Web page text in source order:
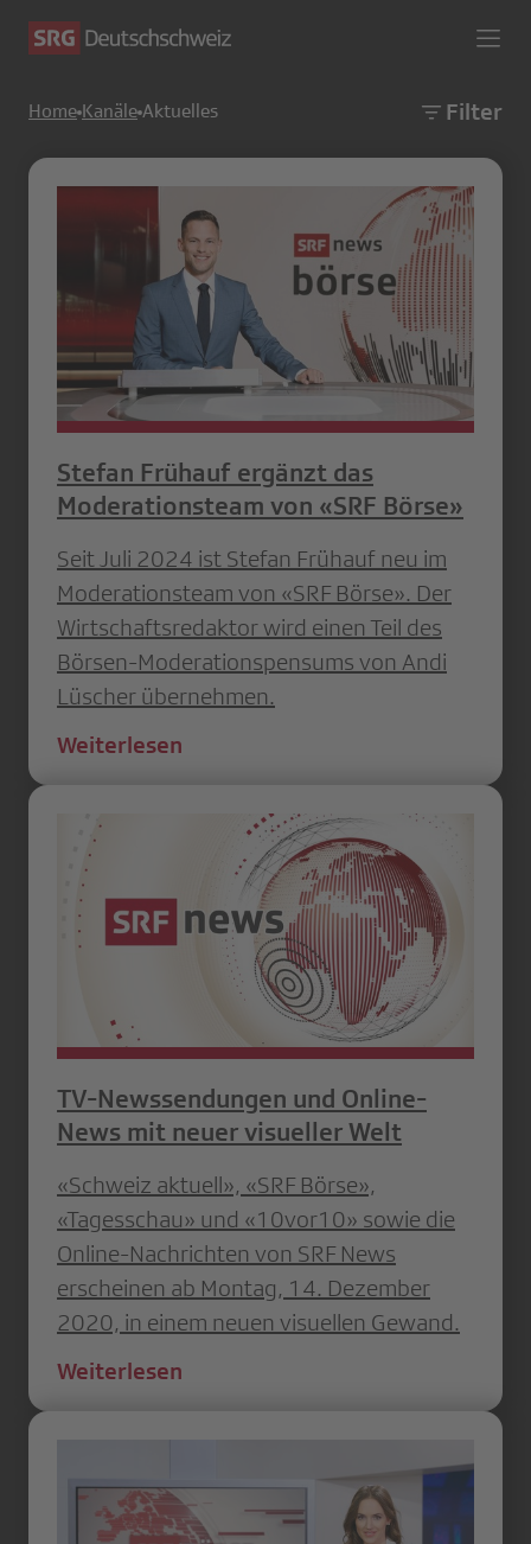
Home Kanäle Aktuelles Filter
Stefan Frühauf ergänzt das
Moderationsteam von «SRF Börse»
Seit Juli 2024 ist Stefan Frühauf neu im
Moderationsteam von «SRF Börse». Der
Wirtschaftsredaktor wird einen Teil des
Börsen-Moderationspensums von Andi
Lüscher übernehmen.
Weiterlesen
TV-Newssendungen und Online-
News mit neuer visueller Welt
«Schweiz aktuell», «SRF Börse»,
«Tagesschau» und «10vor10» sowie die
Online-Nachrichten von SRF News
erscheinen ab Montag, 14. Dezember
2020, in einem neuen visuellen Gewand.
Weiterlesen